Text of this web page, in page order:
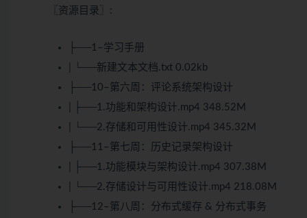
〖资源目录〗:
├──1–学习手册
| └──新建文本文档.txt 0.02kb
├──10–第六周：评论系统架构设计
| ├──1.功能和架构设计.mp4 348.52M
| └──2.存储和可用性设计.mp4 345.32M
├──11–第七周：历史记录架构设计
| ├──1.功能模块与架构设计.mp4 307.38M
| └──2.存储设计与可用性设计.mp4 218.08M
├──12–第八周：分布式缓存 & 分布式事务